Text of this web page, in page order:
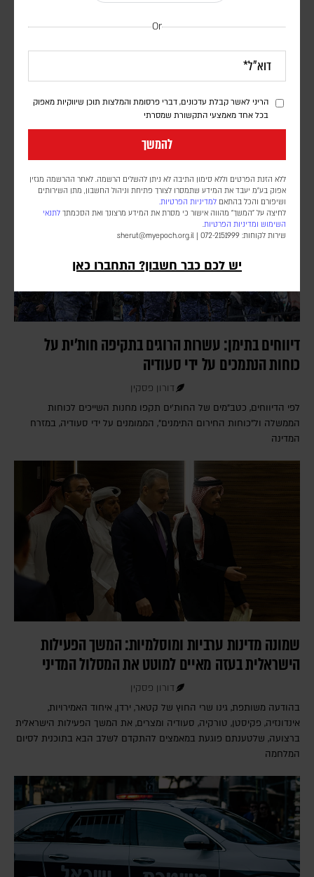
Or
הריני לאשר קבלת עדכונים, דברי פרסומת והמלצות תוכן שיווקיות מאפוק
בכל אחד מאמצעי התקשורת שמסרתי
להמשך
ללא הזנת הפרטים וללא סימון התיבה לא ניתן להשלים הרשמה. לאחר ההרשמה מגזין
אפוק בע״מ יעבד את המידע שתמסרו לצורך פתיחת וניהול החשבון, מתן השירותים
ושיפורם והכל בהתאם למדיניות הפרטיות.
לחיצה על "המשך" מהווה אישור כי מסרת את המידע מרצונך ואת הסכמתך לתנאי
השימוש ומדיניות הפרטיות.
שירות לקוחות: 072-2151999 |
sherut@myepoch.org.il
יש לכם כבר חשבון? התחברו כאן
דיווח: חודשים לפני המלחמה באיראן, הפנטגון זיהה
נקודת תורפה בתעשיית הנשק האמריקנית
לפי סוכנות הידיעות בלומברג, סימולטור מלחמה שערך הפנטגון בחודש יולי
2025, התריע מפני תלות מסוכנת באלומיניום בטוהר גבוה. התקיפות
במפרץ הפכו את התרחיש התיאורטי למשבר אספקה ממשי
דיווחים בתימן: עשרות הרוגים בתקיפה חות'ית על
כוחות הנתמכים על ידי סעודיה
דורון פסקין
לפי הדיווחים, כטב"מים של החות'ים תקפו מחנות השייכים לכוחות
הממשלה ול"כוחות החירום התימנים", הממומנים על ידי סעודיה, במזרח
המדינה
שמונה מדינות ערביות ומוסלמיות: המשך הפעילות
הישראלית בעזה מאיים למוטט את המסלול המדיני
דורון פסקין
בהודעה משותפת, גינו שרי החוץ של קטאר, ירדן, איחוד האמירויות,
אינדונזיה, פקיסטן, טורקיה, סעודיה ומצרים, את המשך הפעילות הישראלית
ברצועה, שלטענתם פוגעת במאמצים להתקדם לשלב הבא בתוכנית לסיום
המלחמה